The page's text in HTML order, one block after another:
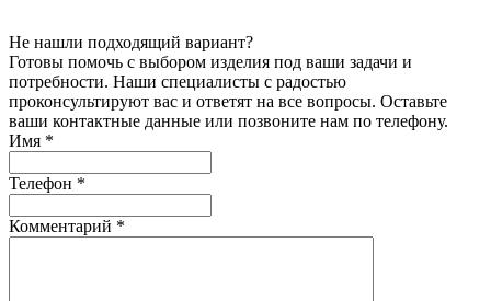
Не нашли подходящий вариант?
Готовы помочь с выбором изделия под ваши задачи и
потребности. Наши специалисты с радостью
проконсультируют вас и ответят на все вопросы. Оставьте
ваши контактные данные или позвоните нам по телефону.
Имя *
Телефон *
Комментарий *